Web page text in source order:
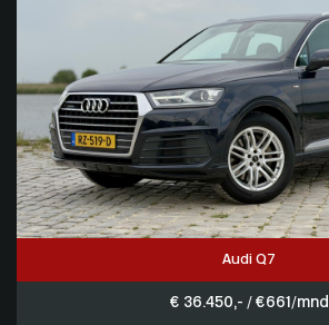
Audi Q7
€ 36.450,- / € 661/mnd